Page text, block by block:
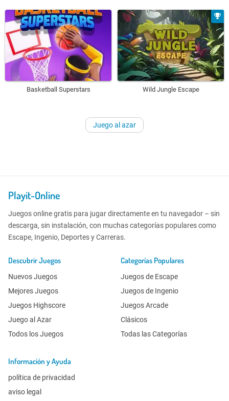
Basketball Superstars Wild Jungle Escape
Juego al azar
Playit-Online
Juegos online gratis para jugar directamente en tu navegador – sin
descarga, sin instalación, con muchas categorías populares como
Escape, Ingenio, Deportes y Carreras.
Descubrir Juegos
Nuevos Juegos
Mejores Juegos
Juegos Highscore
Juego al Azar
Todos los Juegos
Categorías Populares
Juegos de Escape
Juegos de Ingenio
Juegos Arcade
Clásicos
Todas las Categorías
Información y Ayuda
política de privacidad
aviso legal